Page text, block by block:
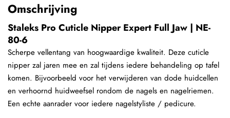
Omschrijving
Staleks Pro Cuticle Nipper Expert Full Jaw | NE-
80-6
Scherpe vellentang van hoogwaardige kwaliteit. Deze cuticle
nipper zal jaren mee en zal tijdens iedere behandeling op tafel
komen. Bijvoorbeeld voor het verwijderen van dode huidcellen
en verhoornd huidweefsel rondom de nagels en nagelriemen.
Een echte aanrader voor iedere nagelstyliste / pedicure.